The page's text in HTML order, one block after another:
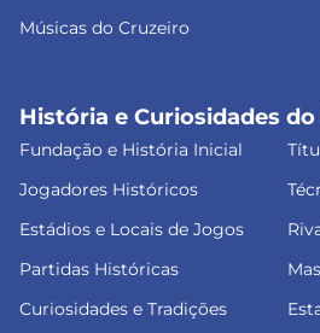
Músicas do Cruzeiro
História e Curiosidades
Fundação e História Inicial
Jogadores Históricos
Estádios e Locais de Jogos
Partidas Históricas
Curiosidades e Tradições